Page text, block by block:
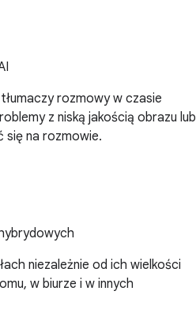
rozmowy w czasie
z niską jakością obrazu lub
się na rozmowie.
niezależnie od ich wielkości
w biurze i w innych